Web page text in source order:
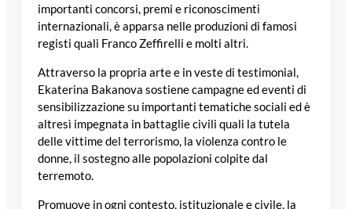
importanti concorsi, premi e riconoscimenti
internazionali, è apparsa nelle produzioni di famosi
registi quali Franco Zeffirelli e molti altri.
Attraverso la propria arte e in veste di testimonial,
Ekaterina Bakanova sostiene campagne ed eventi di
sensibilizzazione su importanti tematiche sociali ed è
altresì impegnata in battaglie civili quali la tutela
delle vittime del terrorismo, la violenza contro le
donne, il sostegno alle popolazioni colpite dal
terremoto.
Promuove in ogni contesto, istituzionale e civile, la